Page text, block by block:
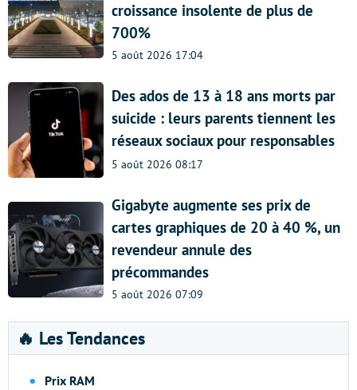
croissance insolente de plus de
700%
5 août 2026 17:04
Des ados de 13 à 18 ans morts par
suicide : leurs parents tiennent les
réseaux sociaux pour responsables
5 août 2026 08:17
Gigabyte augmente ses prix de
cartes graphiques de 20 à 40 %, un
revendeur annule des
précommandes
5 août 2026 07:09
🔥 Les Tendances
Prix RAM